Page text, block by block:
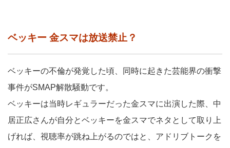
ベッキー 金スマは放送禁止？
ベッキーの不倫が発覚した頃、同時に起きた芸能界の衝撃
事件がSMAP解散騒動です。
ベッキーは当時レギュラーだった金スマに出演した際、中
居正広さんが自分とベッキーを金スマでネタとして取り上
げれば、視聴率が跳ね上がるのではと、アドリブトークを